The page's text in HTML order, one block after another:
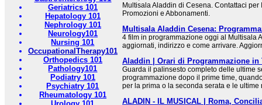
Geriatrics 101
Hepatology 101
Nephrology 101
Neurology101
Nursing 101
OccupationalTherapy101
Orthopedics 101
Pathology101
Podiatry 101
Psychiatry 101
Rheumatology 101
Multisala Aladdin di Cesena. Contattaci per
Promozioni e Abbonamenti.
Multisala Aladdin Cesena:
4 film in programmazione oggi al Multisala
aggiornati, indirizzo e come arrivare.
Aladdin | Orari di Programmazione in
Guarda il palinsesto completo delle ultime
programmazione dopo il prime time,
per la prima o la seconda serata e le ultime
ALADIN - IL MUSICAL | Roma,